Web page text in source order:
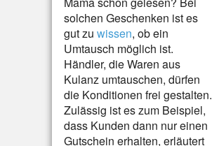
solchen Geschenken ist es
gut zu wissen, ob ein
Umtausch möglich ist.
Händler, die Waren aus
Kulanz umtauschen, dürfen
die Konditionen frei gestalten.
Zulässig ist es zum Beispiel,
dass Kunden dann nur einen
Gutschein erhalten, erläutert